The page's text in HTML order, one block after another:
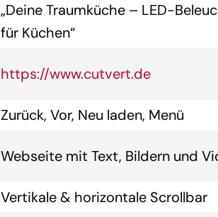
„Deine Traumküche – LED-
für Küchen“
https://www.cutvert.de
Zurück, Vor, Neu laden, Menü
Webseite mit Text, Bildern und
Vertikale & horizontale Scrollbar